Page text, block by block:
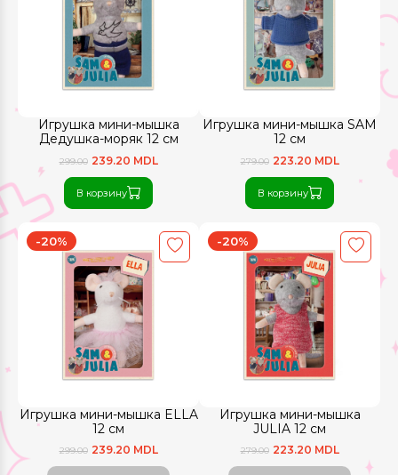
Игрушка мини-мышка
Дедушка-моряк 12 см
299.00 239.20 MDL
В корзину
Игрушка мини-мышка SAM
12 см
279.00 223.20 MDL
В корзину
Игрушка мини-мышка ELLA
12 см
-20%
299.00 239.20 MDL
Игрушка мини-мышка
JULIA 12 см
-20%
279.00 223.20 MDL